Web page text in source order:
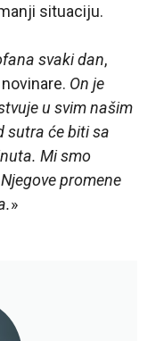
situaciju.
svaki dan,
On je
u svim našim
sutra će biti sa
Mi smo
promene
»